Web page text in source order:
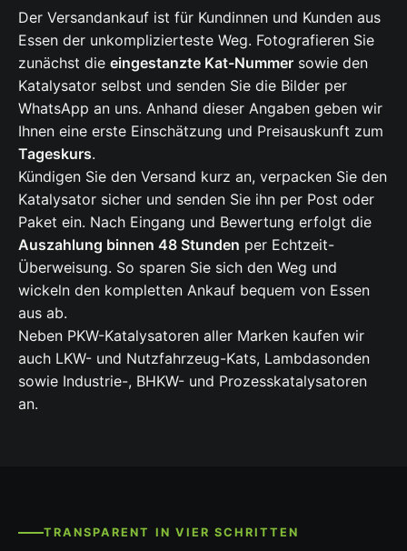
Der Versandankauf ist für Kundinnen und Kunden aus
Essen der unkomplizierteste Weg. Fotografieren Sie
zunächst die eingestanzte Kat-Nummer sowie den
Katalysator selbst und senden Sie die Bilder per
WhatsApp an uns. Anhand dieser Angaben geben wir
Ihnen eine erste Einschätzung und Preisauskunft zum
Tageskurs.
Kündigen Sie den Versand kurz an, verpacken Sie den
Katalysator sicher und senden Sie ihn per Post oder
Paket ein. Nach Eingang und Bewertung erfolgt die
Auszahlung binnen 48 Stunden per Echtzeit-
Überweisung. So sparen Sie sich den Weg und
wickeln den kompletten Ankauf bequem von Essen
aus ab.
Neben PKW-Katalysatoren aller Marken kaufen wir
auch LKW- und Nutzfahrzeug-Kats, Lambdasonden
sowie Industrie-, BHKW- und Prozesskatalysatoren
an.
TRANSPARENT IN VIER SCHRITTEN